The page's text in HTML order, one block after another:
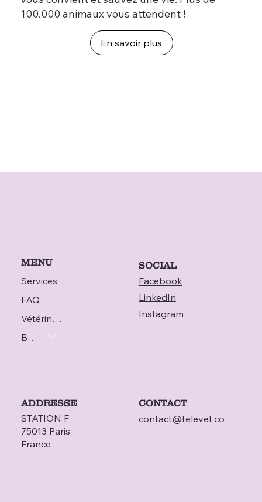
100.000 animaux vous attendent !
En savoir plus
MENU
Services
FAQ
Vétérinaire
Blog
CONTACT
contact@televet.co
ADDRESSE
STATION F
75013 Paris
France
SOCIAL
Facebook
LinkedIn
Instagram